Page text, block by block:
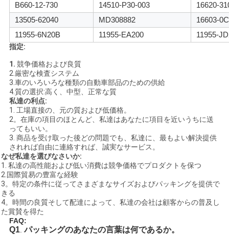
B660-12-730
14510-P30-003
16620-
13505-62040
MD308882
16603-
11955-6N20B
11955-EA200 11955-
指定:
1. 競争価格および良質
2.厳密な検査システム
3.車のいろいろな種類の自動車部品のための供給
4.質の選択:高く、中型、正常な質
私達の利点:
1. 工場直接の、元の質および低価格。
2。在庫の項目のほとんど、私達はあなたに項目を近いうちに送
ってもいい。
3. 商品を受け取った後どの問題でも、私達に、最もよい解決提供
されれば自由に連絡すれば、誠実なサービス。
なぜ私達を選びなさいか:
1. 私達の高性能および低い消費は競争価格でプロダクトを保つ
2.国際貿易の豊富な経験
3。特定の条件に従ってさまざまなサイズおよびパッキングを提供で
きる
4。時間の良質そして配達によって、私達の会社は顧客からの普及し
た賞賛を得た
FAQ:
Q1.パッキングのあなたの言葉は何であるか。